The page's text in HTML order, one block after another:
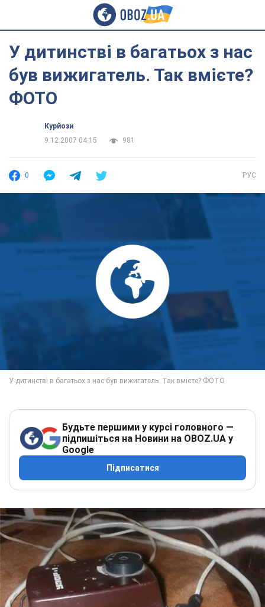
У дитинстві в багатьох з нас
був вижигатель. Так вмієте?
ФОТО
Курйози
9.12.2007 04:15
981
0 РУС
Будьте першими у курсі головного —
підпишіться на Новини на OBOZ.UA у
Google
Підписатися